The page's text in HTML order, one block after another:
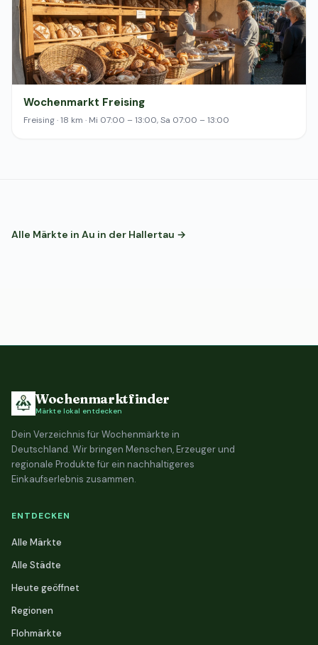
Wochenmarkt Freising
Freising · 18 km · Mi 07:00 – 13:00, Sa 07:00 – 13:00
Alle Märkte in Au in der Hallertau →
Wochenmarktfinder
Märkte lokal entdecken
Dein Verzeichnis für Wochenmärkte in
Deutschland. Wir bringen Menschen, Erzeuger und
regionale Produkte für ein nachhaltigeres
Einkaufserlebnis zusammen.
ENTDECKEN
Alle Märkte
Alle Städte
Heute geöffnet
Regionen
Flohmärkte